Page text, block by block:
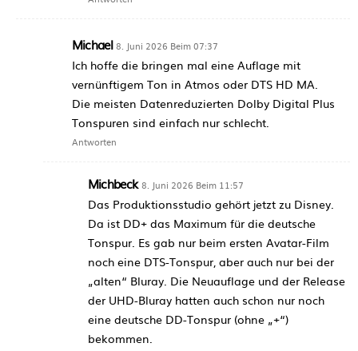
Michael 8. Juni 2026 Beim 07:37
Ich hoffe die bringen mal eine Auflage mit
vernünftigem Ton in Atmos oder DTS HD MA.
Die meisten Datenreduzierten Dolby Digital Plus
Tonspuren sind einfach nur schlecht.
Antworten
Michbeck 8. Juni 2026 Beim 11:57
Das Produktionsstudio gehört jetzt zu Disney.
Da ist DD+ das Maximum für die deutsche
Tonspur. Es gab nur beim ersten Avatar-Film
noch eine DTS-Tonspur, aber auch nur bei der
„alten“ Bluray. Die Neuauflage und der Release
der UHD-Bluray hatten auch schon nur noch
eine deutsche DD-Tonspur (ohne „+“)
bekommen.